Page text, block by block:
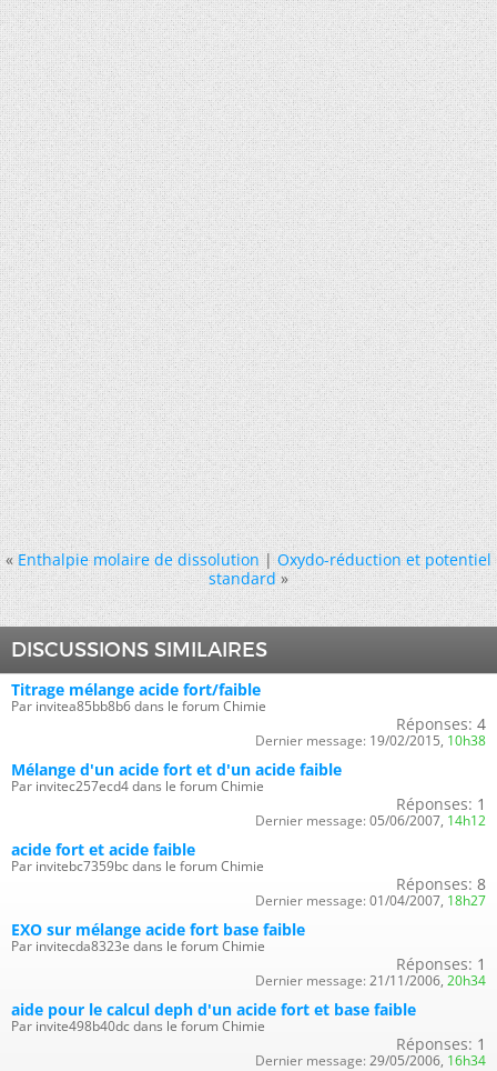
« Enthalpie molaire de dissolution|Oxydo-réduction et potentiel
standard »
DISCUSSIONS SIMILAIRES
Titrage mélange acide fort/faible
Par invitea85bb8b6 dans le forum Chimie
Réponses: 4
Dernier message: 19/02/2015, 10h38
Mélange d'un acide fort et d'un acide faible
Par invitec257ecd4 dans le forum Chimie
Réponses: 1
Dernier message: 05/06/2007, 14h12
acide fort et acide faible
Par invitebc7359bc dans le forum Chimie
Réponses: 8
Dernier message: 01/04/2007, 18h27
EXO sur mélange acide fort base faible
Par invitecda8323e dans le forum Chimie
Réponses: 1
Dernier message: 21/11/2006, 20h34
aide pour le calcul deph d'un acide fort et base faible
Par invite498b40dc dans le forum Chimie
Réponses: 1
Dernier message: 29/05/2006, 16h34